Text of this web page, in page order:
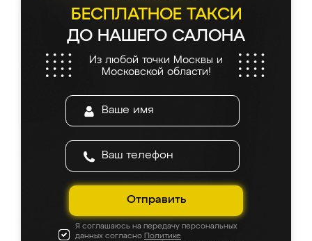
БЕСПЛАТНОЕ ТАКСИ
ДО НАШЕГО САЛОНА
Из любой точки Москвы и
Московской области!
Отправить
Я соглашаюсь на передачу персональных
данных согласно Политике